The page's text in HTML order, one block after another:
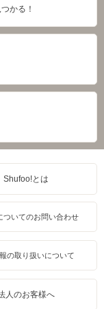
かる！
Shufoo!とは
ついてのお問い合わせ
の取り扱いについて
人のお客様へ